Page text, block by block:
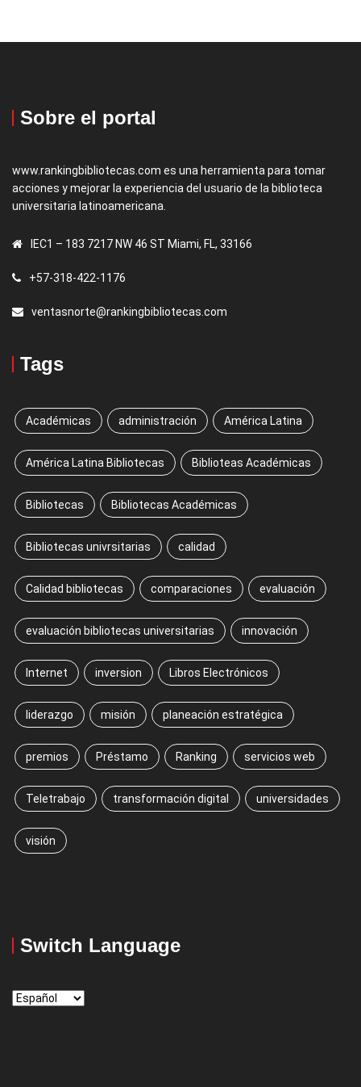
Sobre el portal
www.rankingbibliotecas.com es una herramienta para tomar
acciones y mejorar la experiencia del usuario de la biblioteca
universitaria latinoamericana.
IEC1 – 183 7217 NW 46 ST Miami, FL, 33166
+57-318-422-1176
ventasnorte@rankingbibliotecas.com
Tags
Académicas administración América Latina
América Latina Bibliotecas Biblioteas Académicas
Bibliotecas Bibliotecas Académicas
Bibliotecas univrsitarias calidad
Calidad bibliotecas comparaciones evaluación
evaluación bibliotecas universitarias innovación
Internet inversion Libros Electrónicos
liderazgo misión planeación estratégica
premios Préstamo Ranking servicios web
Teletrabajo transformación digital universidades
visión
Switch Language
Switch